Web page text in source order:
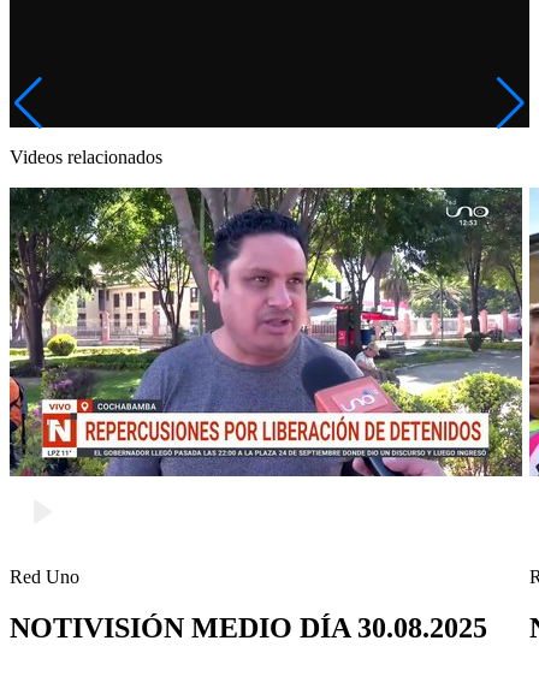
Videos relacionados
Red Uno
NOTIVISIÓN MEDIO DÍA 30.08.2025